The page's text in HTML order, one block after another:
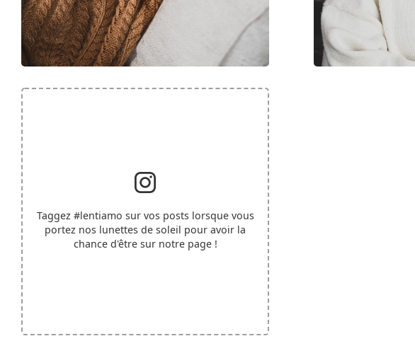
Taggez #lentiamo sur vos posts lorsque vous
portez nos lunettes de soleil pour avoir la
chance d'être sur notre page !